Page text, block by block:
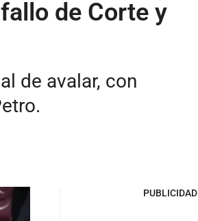
de Corte y
de avalar, con
PUBLICIDAD